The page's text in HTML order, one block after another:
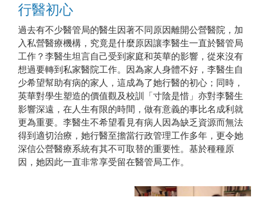
李醫生出席工作會議
行醫初心
過去有不少醫管局的醫生因著不同原因離開公營醫院，加
入私營醫療機構，究竟是什麼原因讓李醫生一直於醫管局
工作？李醫生坦言自己受到家庭和英華的影響，從來沒有
想過要轉到私家醫院工作。因為家人身體不好，李醫生自
少希望幫助有病的家人，這成為了她行醫的初心；同時，
英華對學生塑造的價值觀及校訓「寸陰是惜」亦對李醫生
影響深遠，在人生有限的時間，做有意義的事比名成利就
更為重要。李醫生不希望看見有病人因為缺乏資源而無法
得到適切治療，她行醫至擔當行政管理工作多年，更令她
深信公營醫療系統有其不可取替的重要性。基於種種原
因，她因此一直非常享受留在醫管局工作。